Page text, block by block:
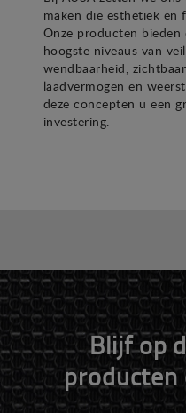
maken die esthetiek
Onze producten bieden
hoogste niveaus van
wendbaarheid,
laadvermogen en
deze concepten u een
investering.
Blijf op
producten